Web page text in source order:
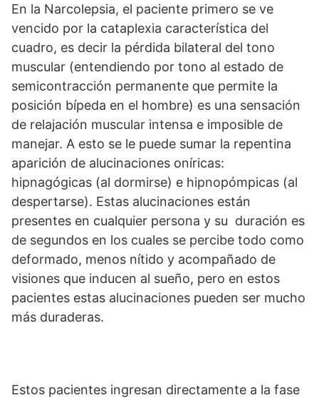
En la Narcolepsia, el paciente primero se ve
vencido por la cataplexia característica del
cuadro, es decir la pérdida bilateral del tono
muscular (entendiendo por tono al estado de
semicontracción permanente que permite la
posición bípeda en el hombre) es una sensación
de relajación muscular intensa e imposible de
manejar. A esto se le puede sumar la repentina
aparición de alucinaciones oníricas:
hipnagógicas (al dormirse) e hipnopómpicas (al
despertarse). Estas alucinaciones están
presentes en cualquier persona y su duración es
de segundos en los cuales se percibe todo como
deformado, menos nítido y acompañado de
visiones que inducen al sueño, pero en estos
pacientes estas alucinaciones pueden ser mucho
más duraderas.
Estos pacientes ingresan directamente a la fase